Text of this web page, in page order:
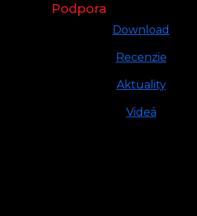
Podpora
Download
Recenzie
Aktuality
Videá